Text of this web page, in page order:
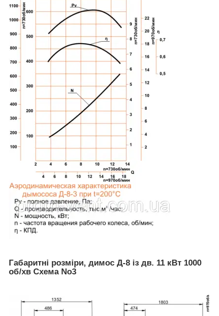
Габаритні розміри, димос Д-8 із дв. 11 кВт 1000
об/хв Схема No3